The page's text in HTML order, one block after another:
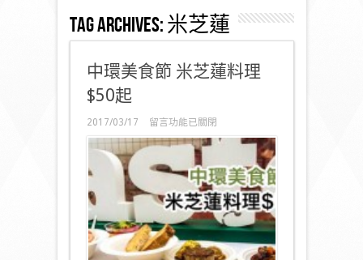
Tag Archives:米芝蓮
中環美食節 米芝蓮料理
$50起
2017/03/17
在
〈中
環
美
節
米
芝
蓮
料
留言功能已關閉